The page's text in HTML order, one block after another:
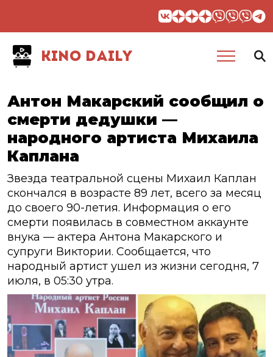
KINO DAILY
Антон Макарский сообщил о
смерти дедушки —
народного артиста Михаила
Каплана
Звезда театральной сцены Михаил Каплан
скончался в возрасте 89 лет, всего за месяц
до своего 90-летия. Информация о его
смерти появилась в совместном аккаунте
внука — актера Антона Макарского и
супруги Виктории. Сообщается, что
народный артист ушел из жизни сегодня, 7
июля, в 05:30 утра.